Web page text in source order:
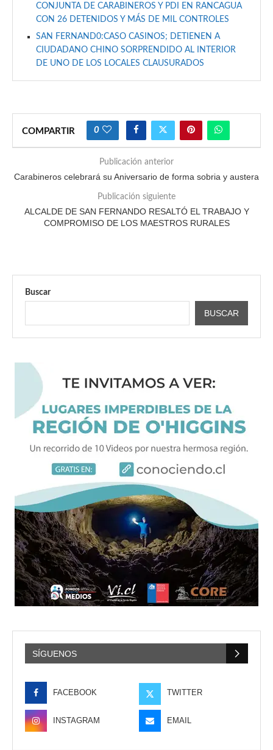
CONJUNTA DE CARABINEROS Y PDI EN RANCAGUA
CON 26 DETENIDOS Y MÁS DE MIL CONTROLES
SAN FERNAND0:CASO CASINOS; DETIENEN A
CIUDADANO CHINO SORPRENDIDO AL INTERIOR
DE UNO DE LOS LOCALES CLAUSURADOS
COMPARTIR 0
Publicación anterior
Carabineros celebrará su Aniversario de forma sobria y austera
Publicación siguiente
ALCALDE DE SAN FERNANDO RESALTÓ EL TRABAJO Y
COMPROMISO DE LOS MAESTROS RURALES
Buscar
BUSCAR
SÍGUENOS
FACEBOOK TWITTER
INSTAGRAM EMAIL